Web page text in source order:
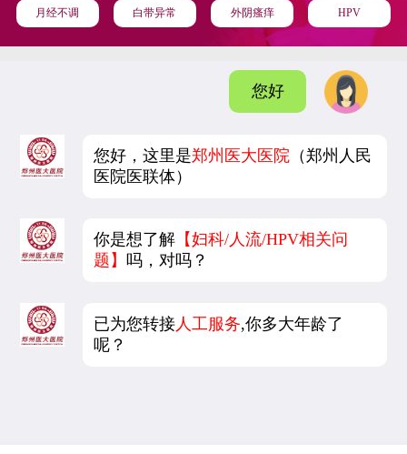
月经不调 白带异常 外阴瘙痒 HPV
您好
您好，这里是郑州医大医院 （郑州人民
医院医联体）
你是想了解 【妇科/人流/HPV相关问
题】吗，对吗？
已为您转接 人工服务,你多大年龄了
呢？